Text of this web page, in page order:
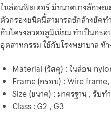
ไนล่อนฟิลเตอร์ มีขนาดบางลักษณ
ตัวกรองชนิดนี้สามารถซักล้างขัดท
กับโครงลวดอลูมิเนียม ทำเป็นกร
อุตสาหกรรม ใช้กับโรงพยาบาล ห้
Material (วัสดุ) : ไนล่อน
Frame (กรอบ) : Wire
Size (ขนาด) : มาตรฐาน , รับ
Class : G2 , G3